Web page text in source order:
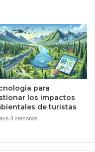
para
los impactos
de turistas
3 semanas